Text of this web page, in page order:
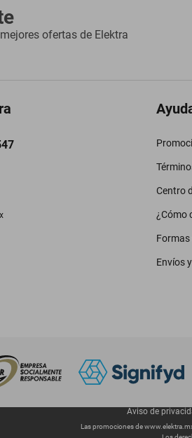
ofertas de Elektra
Centro
¿Cómo
Formas
Envíos
Aviso de
Las promociones de